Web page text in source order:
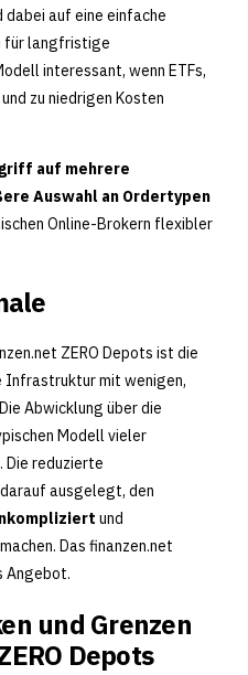
dabei auf eine einfache
für langfristige
interessant, wenn ETFs,
zu niedrigen Kosten
auf mehrere
Auswahl an Ordertypen
Online-Brokern flexibler
ZERO Depots ist die
mit wenigen,
Abwicklung über die
Modell vieler
Die reduzierte
ausgelegt, den
und
Das finanzen.net
Angebot.
und Grenzen
Depots